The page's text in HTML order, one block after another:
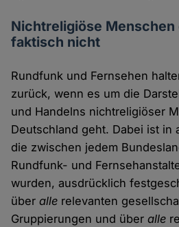
Nichtreligiöse
faktisch nicht
Rundfunk und Fernsehen
zurück, wenn es um die
und Handelns nichtreligiöser
Deutschland geht. Dabei ist in
die zwischen jedem
Rundfunk- und
wurden, ausdrücklich
überalle relevanten
Gruppierungen und überalle